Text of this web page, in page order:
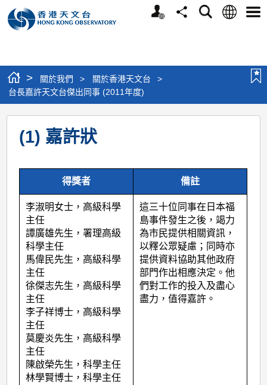
個
分
搜
語
選
> 關於我們 > 關於香港天文台
>
台長嘉許天文台傑出同事 (2011年度)
台
長
天
(2011
度)
(1) 嘉許狀
得獎者 備註
李淑明女士，高級科學
主任
譚廣雄先生，署理高級
科學主任
馬偉民先生，高級科學
主任
徐傑志先生，高級科學
主任
李子祥博士，高級科學
主任
莫慶炎先生，高級科學
主任
陳啟榮先生，科學主任
林學賢博士，科學主任
這三十位同事在日本福
島事件發生之後，竭力
為市民提供相關資訊，
以釋公眾疑慮；同時亦
提供資料協助其他政府
部門作出相應決定。他
們對工作的投入及盡心
盡力，值得嘉許。